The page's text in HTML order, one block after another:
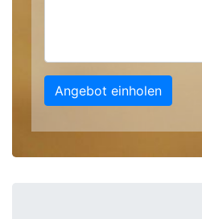
Angebot einholen